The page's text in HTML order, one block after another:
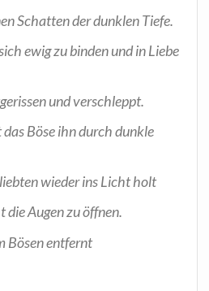
Schat­ten der dunk­len Tiefe.
ewig zu bin­den und in Lie­be
und verschleppt.
Böse ihn durch dunk­le
wie­der ins Licht holt
Augen zu öffnen.
Bösen entfernt